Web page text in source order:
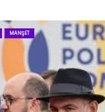
MANŞET